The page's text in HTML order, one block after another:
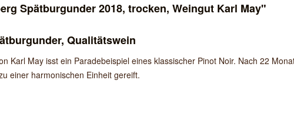
Spätburgunder 2018, trocken, Weingut Karl May"
Qualitätswein
Karl May isst ein Paradebeispiel eines klassischer Pinot Noir. Nach 22
einer harmonischen Einheit gereift.